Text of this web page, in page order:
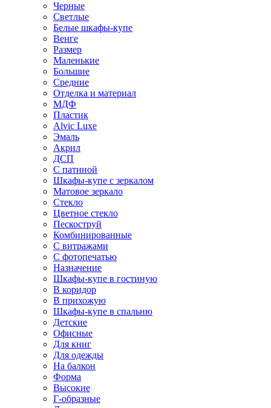
Черные
Светлые
Белые шкафы-купе
Венге
Размер
Маленькие
Большие
Средние
Отделка и материал
МДФ
Пластик
Alvic Luxe
Эмаль
Акрил
ДСП
С патиной
Шкафы-купе с зеркалом
Матовое зеркало
Стекло
Цветное стекло
Пескоструй
Комбинированные
С витражами
С фотопечатью
Назначение
Шкафы-купе в гостиную
В коридор
В прихожую
Шкафы-купе в спальню
Детские
Офисные
Для книг
Для одежды
На балкон
Форма
Высокие
Г-образные